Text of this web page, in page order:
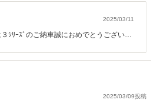
2025/03/11
ｼﾘｰｽﾞのご納車誠におめでとうございま
はみかんシール様のカーライフをサポ
いお付き合い宜しくお願いいたしま
2025/03/09投稿